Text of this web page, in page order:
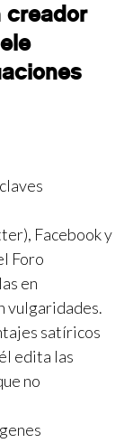
creador
Facebook y
Foro
en
vulgaridades.
satíricos
edita las
no